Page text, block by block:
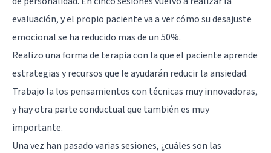
evaluación, y el propio paciente va a ver cómo su desajuste
emocional se ha reducido mas de un 50%.
Realizo una forma de terapia con la que el paciente aprende
estrategias y recursos que le ayudarán reducir la ansiedad.
Trabajo la los pensamientos con técnicas muy innovadoras,
y hay otra parte conductual que también es muy
importante.
Una vez han pasado varias sesiones, ¿cuáles son las